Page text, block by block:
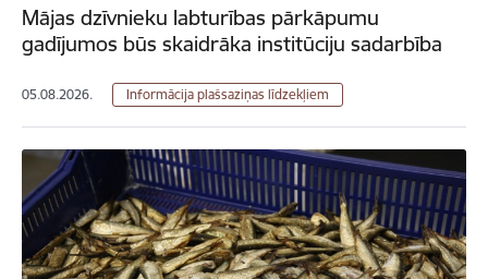
Mājas dzīvnieku labturības pārkāpumu
gadījumos būs skaidrāka institūciju sadarbība
05.08.2026. Informācija plašsaziņas līdzekļiem